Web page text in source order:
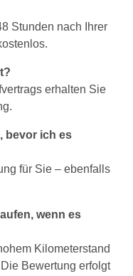
Stunden nach Ihrer
erhalten Sie
bevor ich es
für Sie – ebenfalls
wenn es
Kilometerstand
Bewertung erfolgt